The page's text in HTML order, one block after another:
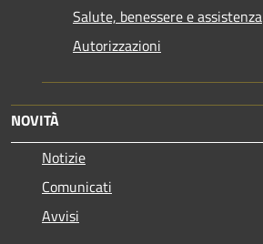
Salute, benessere e assistenza
Autorizzazioni
NOVITÀ
Notizie
Comunicati
Avvisi